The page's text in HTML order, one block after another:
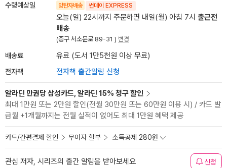
수령예상일 양탄자배송 썬데이 EXPRESS
오늘(일) 22시까지 주문하면 내일(월) 아침 7시 출근전
배송
(중구 서소문로 89-31 ) 변경
배송료 유료 (도서 1만5천원 이상 무료)
전자책 전자책 출간알림 신청
알라딘 만권당 삼성카드, 알라딘 15% 청구 할인
최대 1만원 또는 2만원 할인(전월 30만원 또는 60만원 이용 시) / 카드 발
급월 +1개월까지는 전월 실적이 없어도 최대 1만원 혜택 제공
카드/간편결제 할인 무이자 할부 소득공제 280원
관심 저자, 시리즈의 출간 알림을 받아보세요 신청